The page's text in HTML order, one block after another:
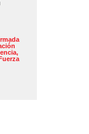
Fuerza